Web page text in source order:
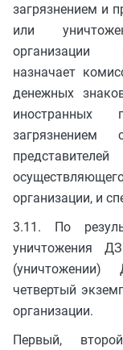
загрязнением и
или
организации
назначает
денежных
иностранных
организации, и
3.11. По
уничтожения
четвертый
организации.
Первый,